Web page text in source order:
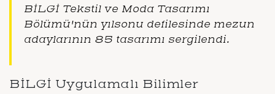
BİLGİ Tekstil ve Moda Tasarımı
Bölümü'nün yılsonu defilesinde mezun
adaylarının 85 tasarımı sergilendi.
BİLGİ Uygulamalı Bilimler